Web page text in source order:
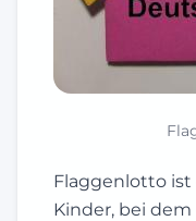
Flaggenlotto ist
Kinder, bei